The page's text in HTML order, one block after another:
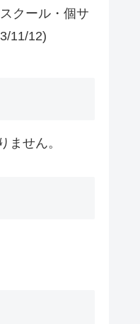
クール・個サ
11/12)
ません。